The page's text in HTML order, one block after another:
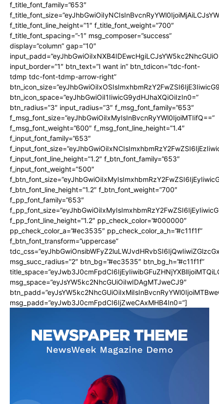
f_title_font_family=”653″
f_title_font_line_height=”1″ f_title_font_weight=”700″
f_title_font_spacing=”-1″ msg_composer=”success”
display=”column” gap=”10″
input_border=”1″ btn_text=”I want in” btn_tdicon=”tdc-font-
tdmp tdc-font-tdmp-arrow-right”
btn_icon_space=”eyJhbGwiOiI1IiwicG9ydHJhaXQiOiIzIn0=”
btn_radius=”3″ input_radius=”3″ f_msg_font_family=”653″
f_msg_font_size=”eyJhbGwiOiIxMyIsInBvcnRyYWl0IjoiMTIifQ==”
f_msg_font_weight=”600″ f_msg_font_line_height=”1.4″
f_input_font_family=”653″
f_input_font_line_height=”1.2″ f_btn_font_family=”653″
f_input_font_weight=”500″
f_btn_font_line_height=”1.2″ f_btn_font_weight=”700″
f_pp_font_family=”653″
f_pp_font_line_height=”1.2″ pp_check_color=”#000000″
pp_check_color_a=”#ec3535″ pp_check_color_a_h=”#c11f1f”
f_btn_font_transform=”uppercase”
msg_succ_radius=”2″ btn_bg=”#ec3535″ btn_bg_h=”#c11f1f”
msg_space=”eyJsYW5kc2NhcGUiOiIwIDAgMTJweCJ9″
msg_padd=”eyJwb3J0cmFpdCI6IjZweCAxMHB4In0=”]